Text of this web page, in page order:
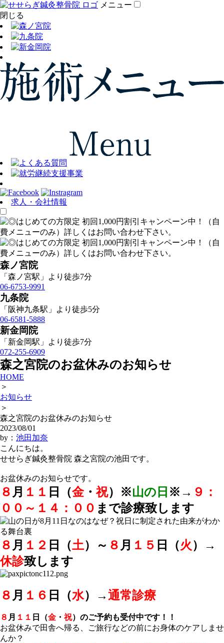
メニュー
閉じる
求人・会社情報
森ノ宮院
「森ノ宮駅」より徒歩7分
06-6753-9991
九条院
「阪神九条駅」より徒歩5分
06-6581-5888
新金岡院
「新金岡駅」より徒歩7分
072-255-6909
森之宮院のお盆休みのお知らせ
HOME
＞
お知らせ
＞
森之宮院のお盆休みのお知らせ
2023/08/01
by： 池田加奈
こんにちは。
せせらぎ鍼灸整骨院 森之宮院の池田です。
お盆休みのお知らせです。
８ 月 １１ 日（金・祝）※山の日 ※→ ９：
００～１４：００ まで診療致します
８ 月 １２ 日（土）～ ８ 月 １５ 日（火）→
休診致します
８ 月 １６ 日（水）→通常診療
８ 月 １１ 日（金 ・祝）のご予約も受付中です！！
お盆休みで田舎へ帰る、ご旅行などの前にお身体のケアしませ
んか？